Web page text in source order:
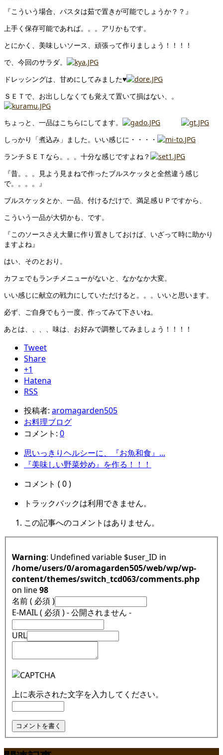
『こういう場合、パスタは茹で置きが可能でしょうか？？』
上手く保存可能であれば。。。アリかもです。
とにかく、美味しいソース、頑張って作りましょう！！！！
で、今回のサラダ。
ドレッシングは、甘めにしてみました♥
ＳＥＴで、お出ししなくても覚えて置いて損はない、。
ちょっと、一品はこちらにしてます。
しっかり「煮込み」ました。いい感じに・・・・
ランチＳＥＴなら。。。十分な感じですよね？
『昔。。。見よう見まねで作ったブルスケッタと全然違う感じ
で。。。。』
ブルスケッタとか、一品、付けるだけで、満足感ＵＰですから、
こういう一品が大切かも、です。
『このソースさえ大量に作り置きしておけば、いざって時に助かり
ますよね』
はい、そのとおり。
カフェでもランチメニューがないと、なかなか大変。
いい感じに献立の戦力にしていただけると。。。いいと思います。
必ず、ご自身でもう一度、作ってみて下さいね。
あとは、、、、味は、お好みで調整してみましょう！！！！
Tweet
Share
+1
Hatena
RSS
投稿者: aromagarden505
お料理ブログ
コメント: 0
思いっきりヘルシーに、『お魚和食』...
『美味しい野菜炒め』を作る！！！
コメント ( 0 )
トラックバックは利用できません。
この記事へのコメントはありません。
Warning : Undefined variable $user_ID in
/home/users/0/aromagarden505/web/wp/wp-
content/themes/switch_tcd063/comments.php
on line98
名前 ( 必須 )
E-MAIL ( 必須 ) - 公開されません -
URL
上に表示された文字を入力してください。